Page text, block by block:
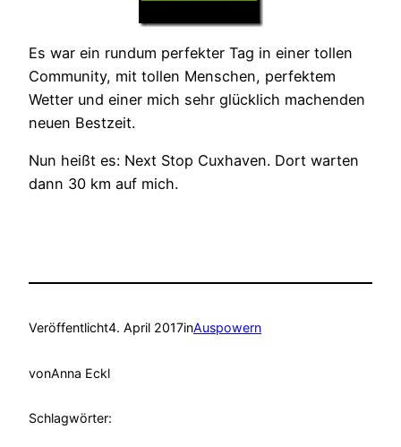
Es war ein rundum perfekter Tag in einer tollen
Community, mit tollen Menschen, perfektem
Wetter und einer mich sehr glücklich machenden
neuen Bestzeit.
Nun heißt es: Next Stop Cuxhaven. Dort warten
dann 30 km auf mich.
Veröffentlicht4. April 2017inAuspowern
vonAnna Eckl
Schlagwörter: